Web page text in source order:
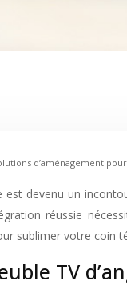
d’aménagement
réussie
sublimer votre coin
TV